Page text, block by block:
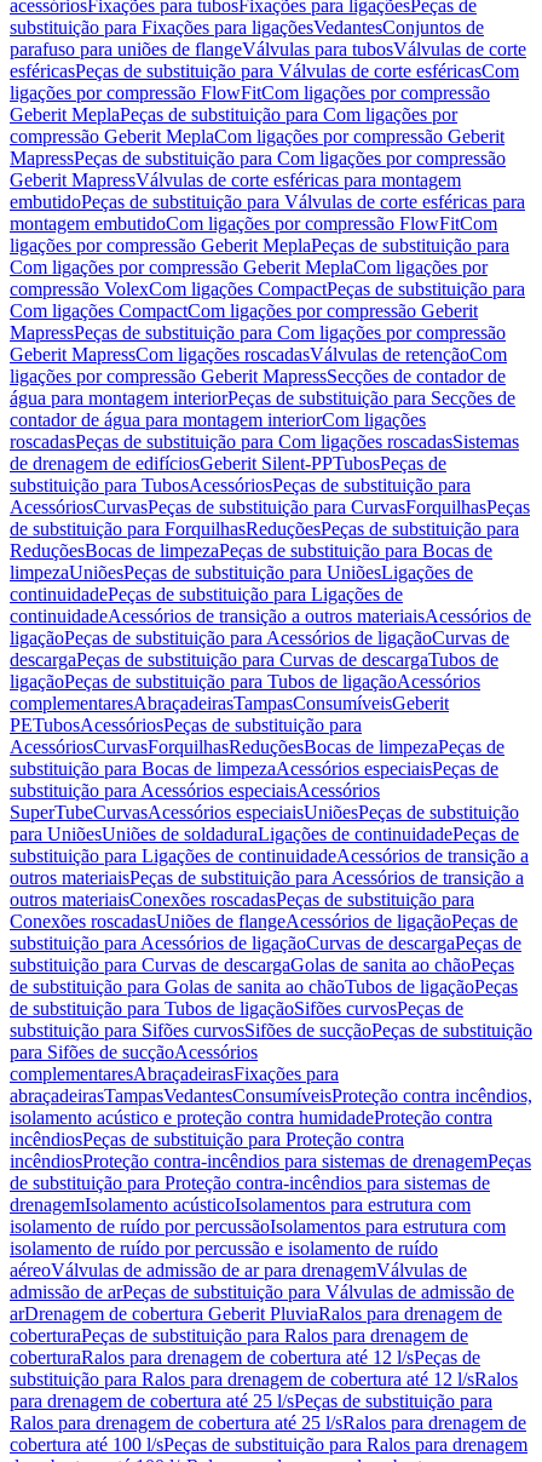
acessóriosFixações para tubosFixações para ligaçõesPeças de
substituição para Fixações para ligaçõesVedantesConjuntos de
parafuso para uniões de flangeVálvulas para tubosVálvulas de corte
esféricasPeças de substituição para Válvulas de corte esféricasCom
ligações por compressão FlowFitCom ligações por compressão
Geberit MeplaPeças de substituição para Com ligações por
compressão Geberit MeplaCom ligações por compressão Geberit
MapressPeças de substituição para Com ligações por compressão
Geberit MapressVálvulas de corte esféricas para montagem
embutidoPeças de substituição para Válvulas de corte esféricas para
montagem embutidoCom ligações por compressão FlowFitCom
ligações por compressão Geberit MeplaPeças de substituição para
Com ligações por compressão Geberit MeplaCom ligações por
compressão VolexCom ligações CompactPeças de substituição para
Com ligações CompactCom ligações por compressão Geberit
MapressPeças de substituição para Com ligações por compressão
Geberit MapressCom ligações roscadasVálvulas de retençãoCom
ligações por compressão Geberit MapressSecções de contador de
água para montagem interiorPeças de substituição para Secções de
contador de água para montagem interiorCom ligações
roscadasPeças de substituição para Com ligações roscadasSistemas
de drenagem de edifíciosGeberit Silent-PPTubosPeças de
substituição para TubosAcessóriosPeças de substituição para
AcessóriosCurvasPeças de substituição para CurvasForquilhasPeças
de substituição para ForquilhasReduçõesPeças de substituição para
ReduçõesBocas de limpezaPeças de substituição para Bocas de
limpezaUniõesPeças de substituição para UniõesLigações de
continuidadePeças de substituição para Ligações de
continuidadeAcessórios de transição a outros materiaisAcessórios de
ligaçãoPeças de substituição para Acessórios de ligaçãoCurvas de
descargaPeças de substituição para Curvas de descargaTubos de
ligaçãoPeças de substituição para Tubos de ligaçãoAcessórios
complementaresAbraçadeirasTampasConsumíveisGeberit
PETubosAcessóriosPeças de substituição para
AcessóriosCurvasForquilhasReduçõesBocas de limpezaPeças de
substituição para Bocas de limpezaAcessórios especiaisPeças de
substituição para Acessórios especiaisAcessórios
SuperTubeCurvasAcessórios especiaisUniõesPeças de substituição
para UniõesUniões de soldaduraLigações de continuidadePeças de
substituição para Ligações de continuidadeAcessórios de transição a
outros materiaisPeças de substituição para Acessórios de transição a
outros materiaisConexões roscadasPeças de substituição para
Conexões roscadasUniões de flangeAcessórios de ligaçãoPeças de
substituição para Acessórios de ligaçãoCurvas de descargaPeças de
substituição para Curvas de descargaGolas de sanita ao chãoPeças
de substituição para Golas de sanita ao chãoTubos de ligaçãoPeças
de substituição para Tubos de ligaçãoSifões curvosPeças de
substituição para Sifões curvosSifões de sucçãoPeças de substituição
para Sifões de sucçãoAcessórios
complementaresAbraçadeirasFixações para
abraçadeirasTampasVedantesConsumíveisProteção contra incêndios,
isolamento acústico e proteção contra humidadeProteção contra
incêndiosPeças de substituição para Proteção contra
incêndiosProteção contra-incêndios para sistemas de drenagemPeças
de substituição para Proteção contra-incêndios para sistemas de
drenagemIsolamento acústicoIsolamentos para estrutura com
isolamento de ruído por percussãoIsolamentos para estrutura com
isolamento de ruído por percussão e isolamento de ruído
aéreoVálvulas de admissão de ar para drenagemVálvulas de
admissão de arPeças de substituição para Válvulas de admissão de
arDrenagem de cobertura Geberit PluviaRalos para drenagem de
coberturaPeças de substituição para Ralos para drenagem de
coberturaRalos para drenagem de cobertura até 12 l/sPeças de
substituição para Ralos para drenagem de cobertura até 12 l/sRalos
para drenagem de cobertura até 25 l/sPeças de substituição para
Ralos para drenagem de cobertura até 25 l/sRalos para drenagem de
cobertura até 100 l/sPeças de substituição para Ralos para drenagem